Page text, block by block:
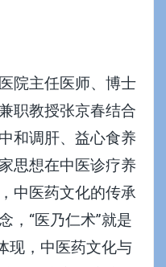
主任医师、博士
职教授张京春结合
和调肝、益心食养
思想在中医诊疗养
中医药文化的传承
，“医乃仁术”就是
现，中医药文化与